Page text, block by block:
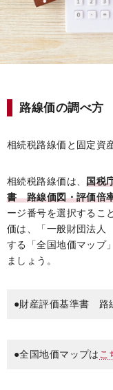
路線価の調べ方
相続税路線価と固定資
相続税路線価は、国税
書 路線価図・評価倍
ージ番号を選択するこ
価は、「一般財団法人
する「全国地価マップ
ましょう。
●財産評価基準書 路
●全国地価マップはこ